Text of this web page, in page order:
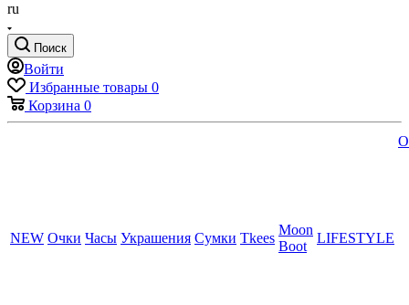
ru
Поиск
Войти
Избранные товары 0
Корзина 0
NEW Очки Часы Украшения Сумки Tkees
Moon
Boot
LIFESTYLE